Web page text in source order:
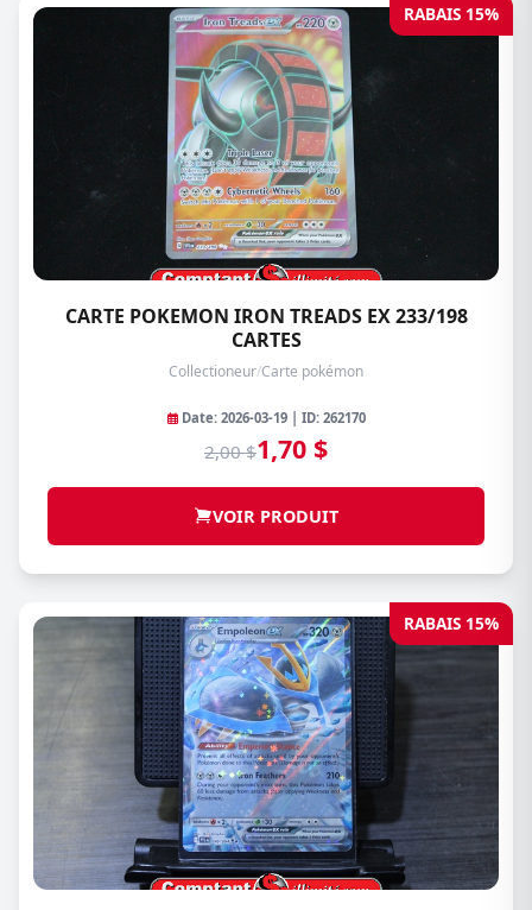
RABAIS 15%
CARTE POKEMON IRON TREADS EX 233/198
CARTES
Collectioneur/Carte pokémon
Date: 2026-03-19 | ID: 262170
2,00 $1,70 $
VOIR PRODUIT
RABAIS 15%